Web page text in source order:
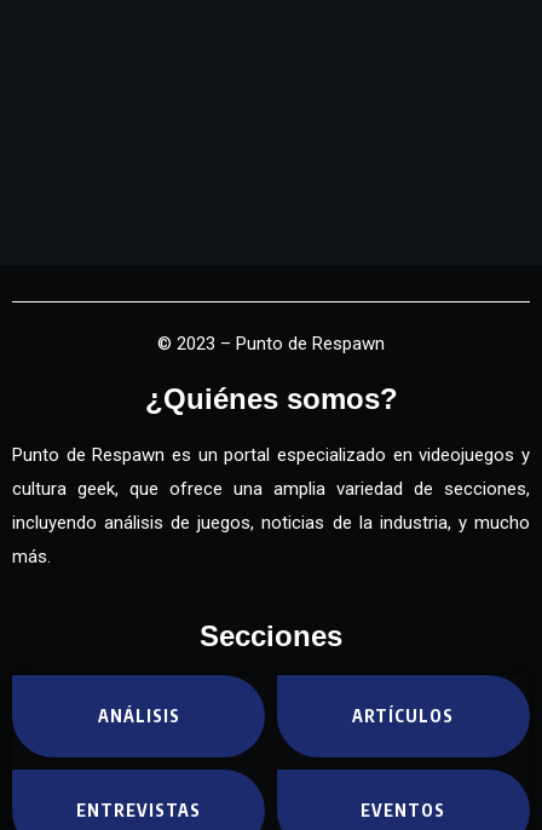
© 2023 – Punto de Respawn
¿Quiénes somos?
Punto de Respawn es un portal especializado en videojuegos y
cultura geek, que ofrece una amplia variedad de secciones,
incluyendo análisis de juegos, noticias de la industria, y mucho
más.
Secciones
ANÁLISIS ARTÍCULOS
ENTREVISTAS EVENTOS